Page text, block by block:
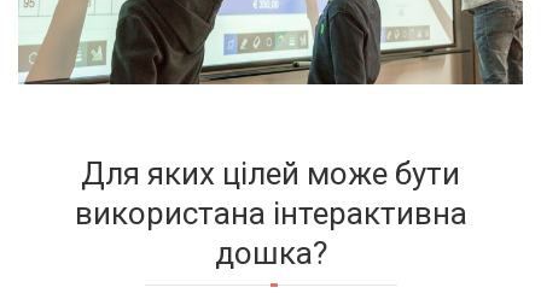
Для яких цілей може бути
використана інтерактивна
дошка?